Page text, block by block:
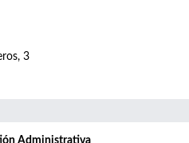
3
Administrativa